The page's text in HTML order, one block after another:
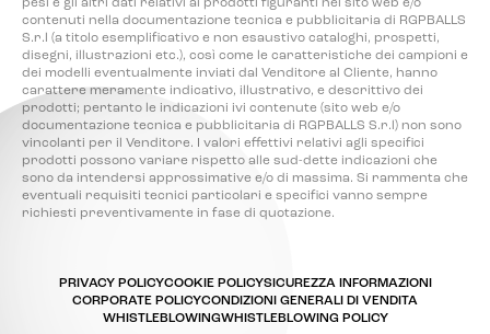
pesi e gli altri dati relativi ai prodotti figuranti nel sito web e/o
contenuti nella documentazione tecnica e pubblicitaria di RGPBALLS
S.r.l (a titolo esemplificativo e non esaustivo cataloghi, prospetti,
disegni, illustrazioni etc.), così come le caratteristiche dei campioni e
dei modelli eventualmente inviati dal Venditore al Cliente, hanno
carattere meramente indicativo, illustrativo, e descrittivo dei
prodotti; pertanto le indicazioni ivi contenute (sito web e/o
documentazione tecnica e pubblicitaria di RGPBALLS S.r.l) non sono
vincolanti per il Venditore. I valori effettivi relativi agli specifici
prodotti possono variare rispetto alle sud-dette indicazioni che
sono da intendersi approssimative e/o di massima. Si rammenta che
eventuali requisiti tecnici particolari e specifici vanno sempre
richiesti preventivamente in fase di quotazione.
PRIVACY POLICYCOOKIE POLICYSICUREZZA INFORMAZIONI
CORPORATE POLICYCONDIZIONI GENERALI DI VENDITA
WHISTLEBLOWINGWHISTLEBLOWING POLICY